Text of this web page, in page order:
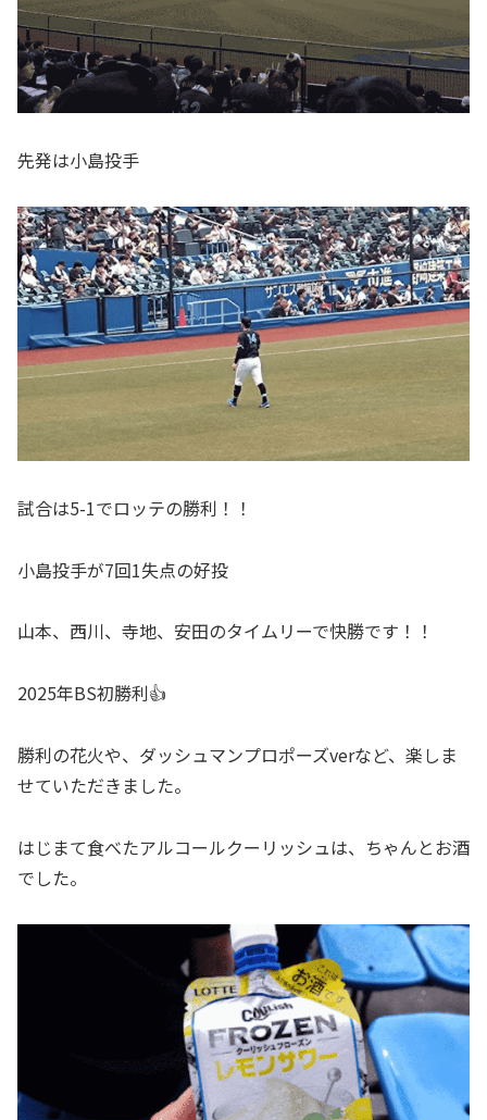
先発は小島投手
試合は5-1でロッテの勝利！！
小島投手が7回1失点の好投
山本、西川、寺地、安田のタイムリーで快勝です！！
2025年BS初勝利👍
勝利の花火や、ダッシュマンプロポーズverなど、楽しま
せていただきました。
はじまて食べたアルコールクーリッシュは、ちゃんとお酒
でした。